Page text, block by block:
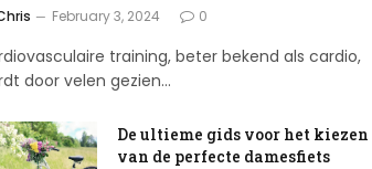
February 3, 2024 0
training, beter bekend als cardio,
door velen gezien…
De ultieme gids voor het kiezen
van de perfecte damesfiets